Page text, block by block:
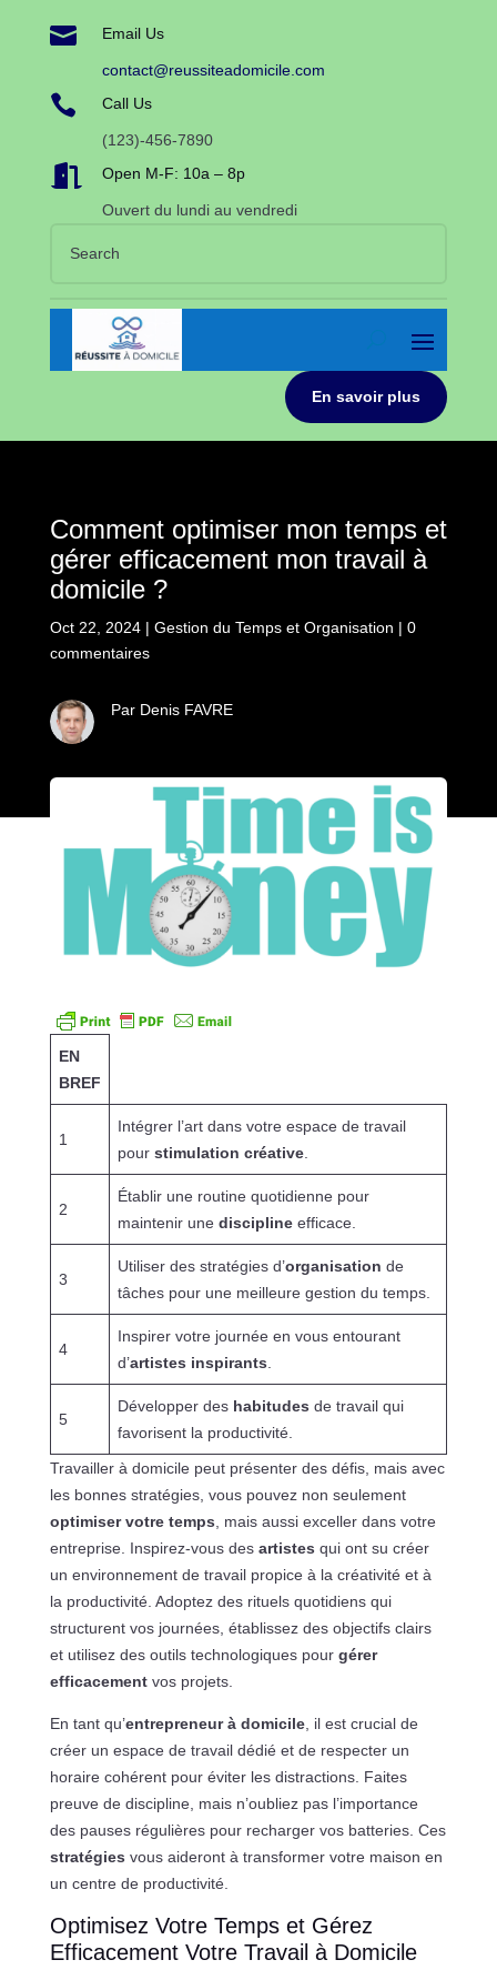
 Email Us
contact@reussiteadomicile.com
 Call Us
(123)-456-7890
 Open M-F: 10a – 8p
Ouvert du lundi au vendredi
En savoir plus
Comment optimiser mon temps et
gérer efficacement mon travail à
domicile ?
Oct 22, 2024| Gestion du Temps et Organisation | 0
commentaires
Par Denis FAVRE
EN
BREF
1
Intégrer l’art dans votre espace de travail
pour stimulation créative.
2
Établir une routine quotidienne pour
maintenir une disciplineefficace.
3
Utiliser des stratégies d’organisation de
tâches pour une meilleure gestion du temps.
4
Inspirer votre journée en vous entourant
d’artistes inspirants.
5
Développer des habitudes de travail qui
favorisent la productivité.
Travailler à domicile peut présenter des défis, mais avec
les bonnes stratégies, vous pouvez non seulement
optimiser votre temps, mais aussi exceller dans votre
entreprise. Inspirez-vous des artistes qui ont su créer
un environnement de travail propice à la créativité et à
la productivité. Adoptez des rituels quotidiens qui
structurent vos journées, établissez des objectifs clairs
et utilisez des outils technologiques pour gérer
efficacementvos projets.
En tant qu’entrepreneur à domicile, il est crucial de
créer un espace de travail dédié et de respecter un
horaire cohérent pour éviter les distractions. Faites
preuve de discipline, mais n’oubliez pas l’importance
des pauses régulières pour recharger vos batteries. Ces
stratégies vous aideront à transformer votre maison en
un centre de productivité.
Optimisez Votre Temps et Gérez
Efficacement Votre Travail à Domicile